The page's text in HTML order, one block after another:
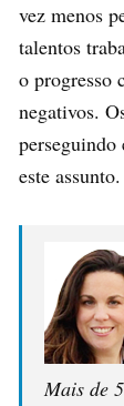
vez menos
talentos
o progresso
negativos.
perseguindo
este assunto.
Mais de